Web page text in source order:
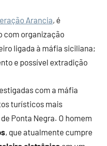
Arancia, é
com organização
ligada à máfia siciliana;
e possível extradição
com a máfia
turísticos mais
Ponta Negra. O homem
, que atualmente cumpre